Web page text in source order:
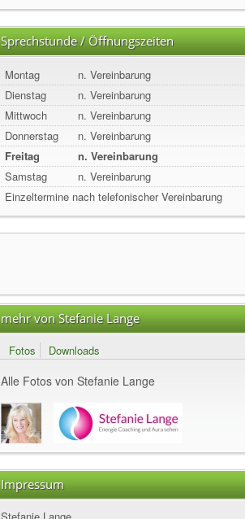
Sprechstunde / Öffnungszeiten
Montag
n. Vereinbarung
Dienstag
n. Vereinbarung
Mittwoch
n. Vereinbarung
Donnerstag
n. Vereinbarung
Freitag
n. Vereinbarung
Samstag
n. Vereinbarung
Einzeltermine nach telefonischer Vereinbarung
mehr von Stefanie Lange
Fotos Downloads
Alle Fotos von Stefanie Lange
Impressum